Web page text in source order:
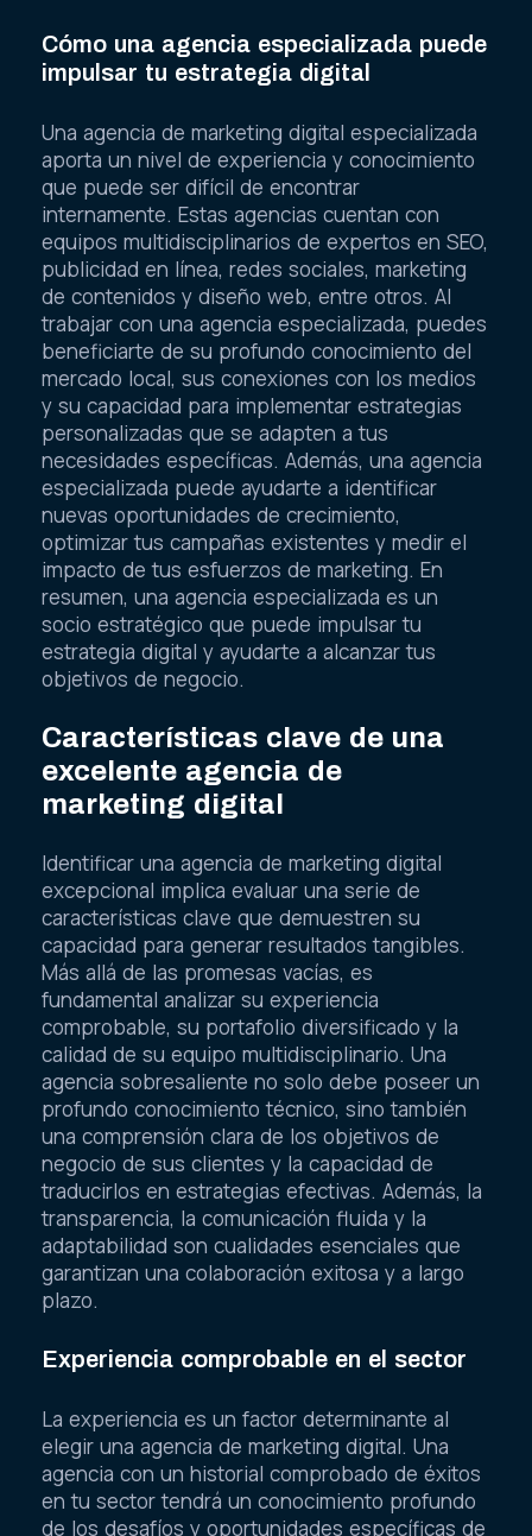
Cómo una agencia especializada puede
impulsar tu estrategia digital
Una agencia de marketing digital especializada
aporta un nivel de experiencia y conocimiento
que puede ser difícil de encontrar
internamente. Estas agencias cuentan con
equipos multidisciplinarios de expertos en SEO,
publicidad en línea, redes sociales, marketing
de contenidos y diseño web, entre otros. Al
trabajar con una agencia especializada, puedes
beneficiarte de su profundo conocimiento del
mercado local, sus conexiones con los medios
y su capacidad para implementar estrategias
personalizadas que se adapten a tus
necesidades específicas. Además, una agencia
especializada puede ayudarte a identificar
nuevas oportunidades de crecimiento,
optimizar tus campañas existentes y medir el
impacto de tus esfuerzos de marketing. En
resumen, una agencia especializada es un
socio estratégico que puede impulsar tu
estrategia digital y ayudarte a alcanzar tus
objetivos de negocio.
Características clave de una
excelente agencia de
marketing digital
Identificar una agencia de marketing digital
excepcional implica evaluar una serie de
características clave que demuestren su
capacidad para generar resultados tangibles.
Más allá de las promesas vacías, es
fundamental analizar su experiencia
comprobable, su portafolio diversificado y la
calidad de su equipo multidisciplinario. Una
agencia sobresaliente no solo debe poseer un
profundo conocimiento técnico, sino también
una comprensión clara de los objetivos de
negocio de sus clientes y la capacidad de
traducirlos en estrategias efectivas. Además, la
transparencia, la comunicación fluida y la
adaptabilidad son cualidades esenciales que
garantizan una colaboración exitosa y a largo
plazo.
Experiencia comprobable en el sector
La experiencia es un factor determinante al
elegir una agencia de marketing digital. Una
agencia con un historial comprobado de éxitos
en tu sector tendrá un conocimiento profundo
de los desafíos y oportunidades específicas de